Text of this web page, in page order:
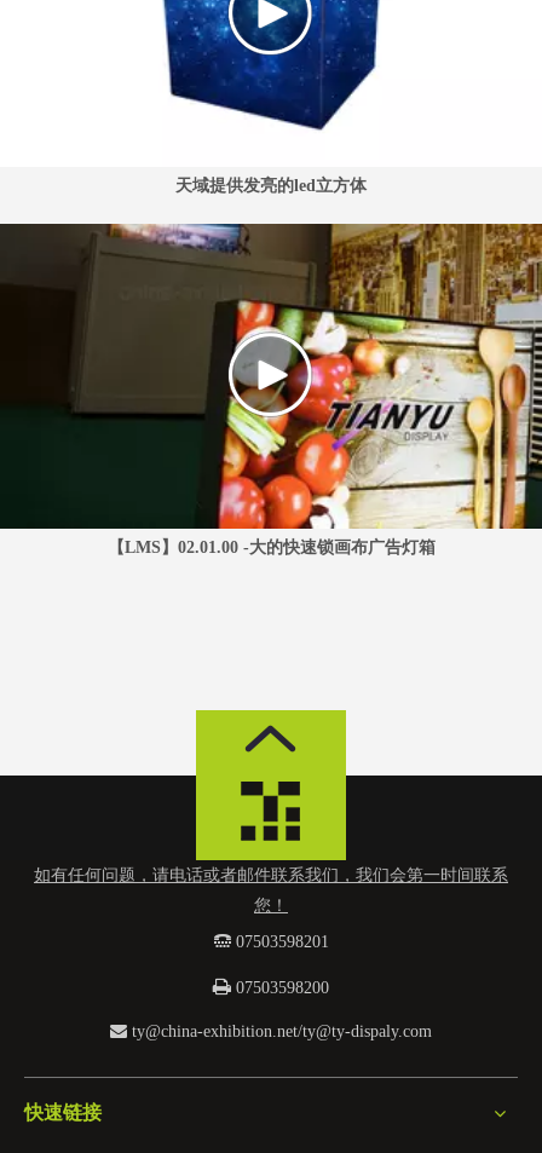
天域提供发亮的led立方体
【LMS】02.01.00 -大的快速锁画布广告灯箱
如有任何问题，请电话或者邮件联系我们，我们会第一时间联系
您！
 07503598201
 07503598200
 ty@china-exhibition.net/ty@ty-dispaly.com
快速链接